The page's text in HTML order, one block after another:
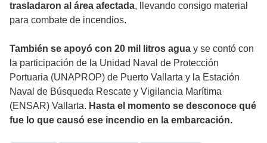
trasladaron al área afectada, llevando consigo material
para combate de incendios.
También se apoyó con 20 mil litros agua y se contó con
la participación de la Unidad Naval de Protección
Portuaria (UNAPROP) de Puerto Vallarta y la Estación
Naval de Búsqueda Rescate y Vigilancia Marítima
(ENSAR) Vallarta. Hasta el momento se desconoce qué
fue lo que causó ese incendio en la embarcación.